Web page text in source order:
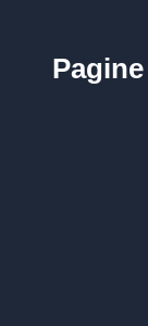
Pagine